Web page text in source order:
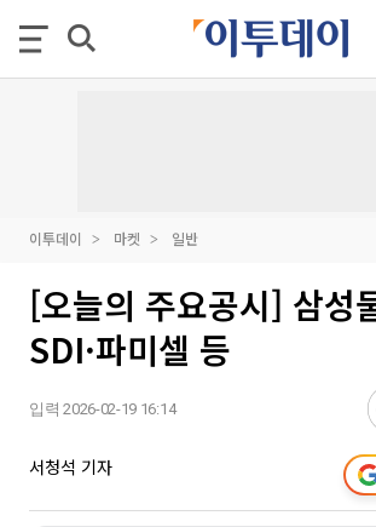
이투데이 마켓 일반
[오늘의 주요공시] 삼성
SDI·파미셀 등
입력 2026-02-19 16:14
서청석 기자